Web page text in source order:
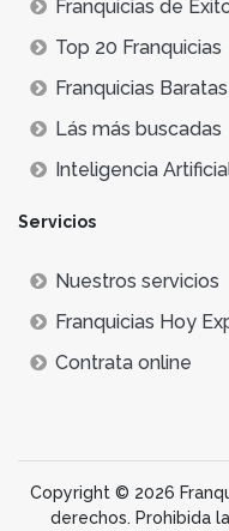
Franquicias de
Top 20 Franquicias
Franquicias Baratas
Lás más buscadas
Inteligencia
Servicios
Nuestros servicios
Franquicias Hoy
Contrata online
Copyright © 2026
derechos. Prohibida